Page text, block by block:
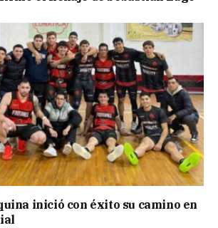
inició con éxito su camino en